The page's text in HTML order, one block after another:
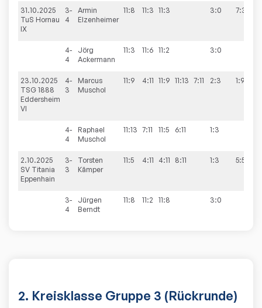
31.10.2025
TuS Hornau
IX
3-
4
Armin
Elzenheimer
11:8 11:3 11:3 3:0 7:3
4-
4
Jörg
Ackermann
11:3 11:6 11:2 3:0
23.10.2025
TSG 1888
Eddersheim
VI
4-
3
Marcus
Muschol
11:9 4:11 11:9 11:13 7:11 2:3 1:9
4-
4
Raphael
Muschol
11:13 7:11 11:5 6:11 1:3
2.10.2025
SV Titania
Eppenhain
3-
3
Torsten
Kämper
11:5 4:11 4:11 8:11 1:3 5:5
3-
4
Jürgen
Berndt
11:8 11:2 11:8 3:0
2. Kreisklasse Gruppe 3 (Rückrunde)